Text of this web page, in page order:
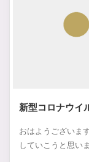
新型コロナウイ
おはようございま
していこうと思い